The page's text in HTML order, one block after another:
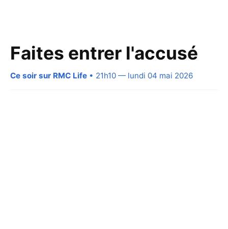
Faites entrer l'accusé
Ce soir sur RMC Life • 21h10 — lundi 04 mai 2026